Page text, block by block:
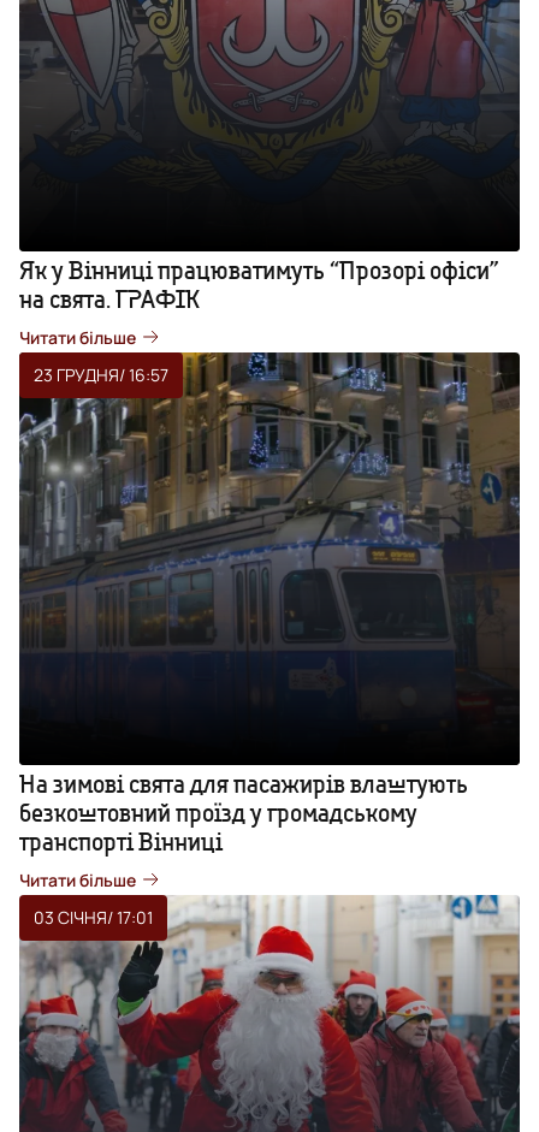
Як у Вінниці працюватимуть “Прозорі офіси”
на свята. ГРАФІК
Читати більше
23 ГРУДНЯ/ 16:57
На зимові свята для пасажирів влаштують
безкоштовний проїзд у громадському
транспорті Вінниці
Читати більше
03 СІЧНЯ/ 17:01